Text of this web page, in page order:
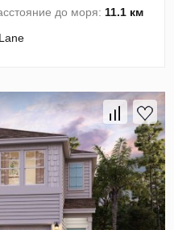
до моря:11.1 км